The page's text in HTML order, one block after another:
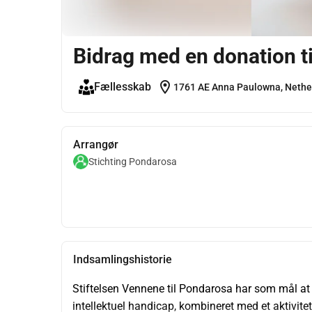
Bidrag med en donation
Fællesskab location_on 1761 AE Anna Paulowna,
Arrangør
Stichting Pondarosa
Indsamlingshistorie
Stiftelsen Vennene til Pondarosa har som mål
intellektuel handicap, kombineret med et